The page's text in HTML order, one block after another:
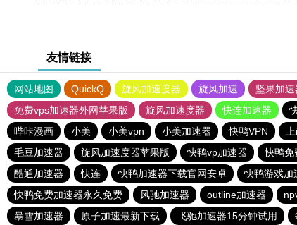
友情链接
网站地图 QuickQ 旋风加速度器 旋风加速 坚果加速
免费vps加速器外网苹果版
旋风加速度器 快连加速器
哔咔漫画
小美 小美vpn 小美加速器 快鸭VPN
毛豆加速器
旋风加速度器苹果版 快鸭vp加速器 快鸭免
酷通加速器
快连 快鸭加速器下载官网安卓 快鸭游戏加
快鸭免费加速器永久免费
风驰加速器 outline加速器
暴雪加速器
原子加速最新下载 飞驰加速器15分钟试用